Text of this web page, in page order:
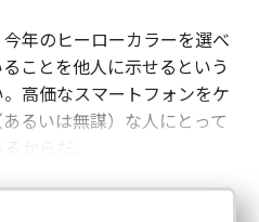
年のヒーローカラーを選べ
ことを他人に示せるという
高価なスマートフォンをケ
るいは無謀）な人にとって